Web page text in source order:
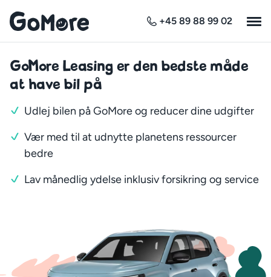
+45 89 88 99 02
GoMore Leasing er den bedste måde
at have bil på
Udlej bilen på GoMore og reducer dine udgifter
Vær med til at udnytte planetens ressourcer
bedre
Lav månedlig ydelse inklusiv forsikring og service